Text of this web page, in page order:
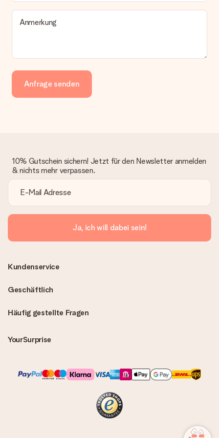
Anmerkung
Anfrage senden
10% Gutschein sichern! Jetzt für den Newsletter anmelden
& nichts mehr verpassen.
Ja, ich will dabei sein!
Häufig gestellte Fragen
YourSurprise
Kundenservice
Geschäftlich